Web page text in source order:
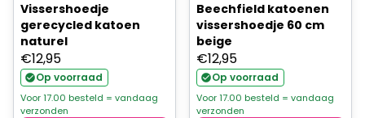
Vissershoedje
gerecycled katoen
naturel
€12,95
Op voorraad
Voor 17.00 besteld = vandaag
verzonden
Beechfield katoenen
vissershoedje 60 cm
beige
€12,95
Op voorraad
Voor 17.00 besteld = vandaag
verzonden